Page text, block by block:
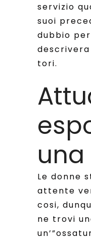
servizio
suoi
dubbio
tori.
Le donne
attente
cosi,
ne trovi